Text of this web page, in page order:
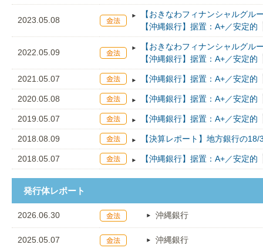
2023.05.08
【おきなわフィナンシャルグル
【沖縄銀行】据置：A+／安定的
2022.05.09
【おきなわフィナンシャルグル
【沖縄銀行】据置：A+／安定的
2021.05.07 【沖縄銀行】据置：A+／安定的
2020.05.08 【沖縄銀行】据置：A+／安定的
2019.05.07 【沖縄銀行】据置：A+／安定的
2018.08.09 【決算レポート】地方銀行の
2018.05.07 【沖縄銀行】据置：A+／安定的
発行体レポート
2026.06.30 沖縄銀行
2025.05.07 沖縄銀行